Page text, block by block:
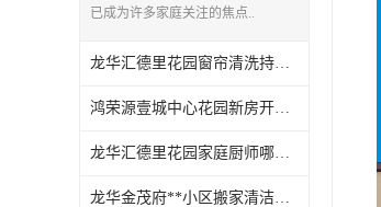
已成为许多家庭关注的焦点..
龙华汇德里花园窗帘清洗持证上岗
鸿荣源壹城中心花园新房开荒保洁怎么样
龙华汇德里花园家庭厨师哪家好
龙华金茂府**小区搬家清洁怎么样